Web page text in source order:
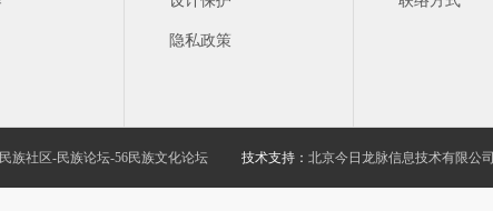
隐私政策
民族社区-民族论坛-56民族文化论坛 技术支持： 北京今日龙脉信息技术有限公司